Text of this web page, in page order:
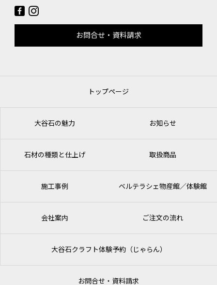
お問合せ・資料請求
トップページ
大谷石の魅力 お知らせ
石材の種類と仕上げ 取扱商品
施工事例 ベルテラシェ物産館／体験館
会社案内 ご注文の流れ
大谷石クラフト体験予約（じゃらん）
お問合せ・資料請求